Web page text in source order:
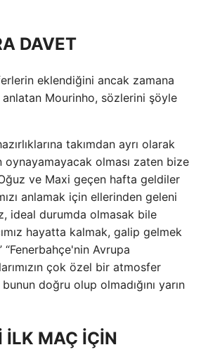
DAVET
eklendiğini ancak zamana
anlatan Mourinho, sözlerini şöyle
takımdan ayrı olarak
oynayamayacak olması zaten bize
ve Maxi geçen hafta geldiler
anlamak için ellerinden geleni
ideal durumda olmasak bile
hayatta kalmak, galip gelmek
“Fenerbahçe'nin Avrupa
çok özel bir atmosfer
doğru olup olmadığını yarın
İLK MAÇ İÇİN